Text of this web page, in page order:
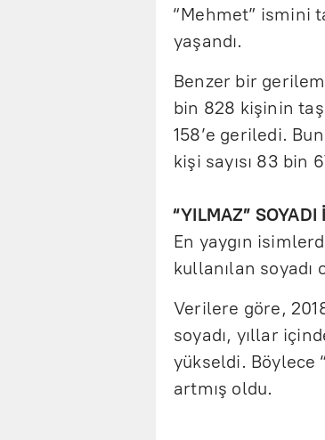
“Mehmet” ismini
yaşandı.
Benzer bir
bin 828 kişinin
158’e geriledi.
kişi sayısı 83 bin
“YILMAZ”
En yaygın
kullanılan soyadı
Verilere göre,
soyadı, yıllar
yükseldi. Böylece
artmış oldu.